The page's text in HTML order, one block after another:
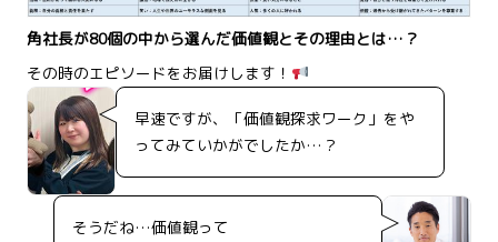
角社長が80個の中から選んだ価値観とその理由とは…？
その時のエピソードをお届けします！
早速ですが、「価値観探求ワーク」をや
ってみていかがでしたか…？
そうだね…価値観って